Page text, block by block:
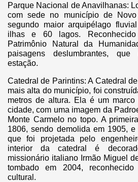
Parque Nacional de Anavilhanas:
com sede no município de
segundo maior arquipélago
ilhas e 60 lagos.
Patrimônio Natural da
paisagens deslumbrantes,
estação.
Catedral de Parintins: A Catedral
mais alta do município, foi
metros de altura. Ela é um
cidade, com uma imagem da
Monte Carmelo no topo. A
1806, sendo demolida em 1905,
que foi projetada pelo
interior da catedral é
missionário italiano Irmão Miguel
tombado em 2004,
cultural.